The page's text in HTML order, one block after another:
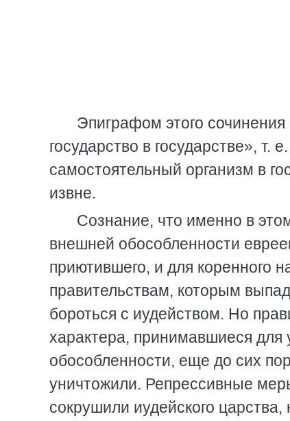
Эпиграфом этого
государство в государстве», т.
самостоятельный организм в
извне.
Сознание, что именно в
внешней обособленности
приютившего, и для коренного
правительствам, которым
бороться с иудейством. Но
характера, принимавшиеся для
обособленности, еще до сих
уничтожили. Репрессивные
сокрушили иудейского